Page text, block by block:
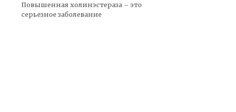
Повышенная холинэстераза – это
серьезное заболевание